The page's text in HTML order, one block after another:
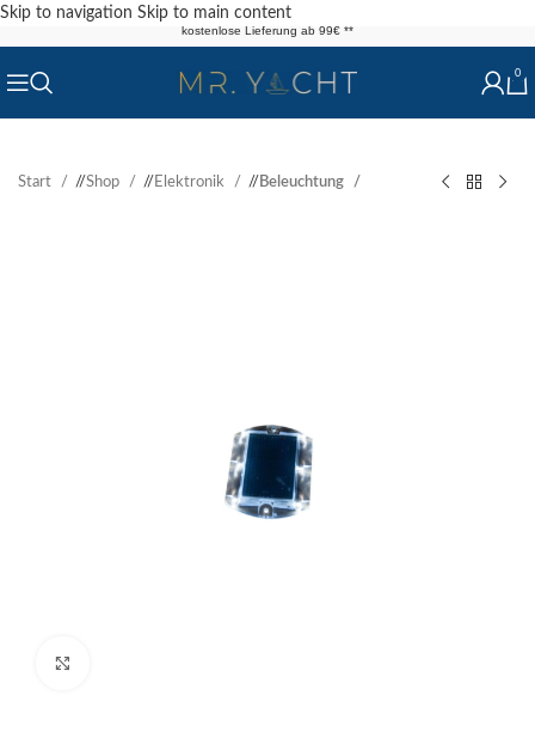
Skip to navigation Skip to main content
kostenlose Lieferung ab 99€ **
0
Start / Shop / Elektronik / Beleuchtung